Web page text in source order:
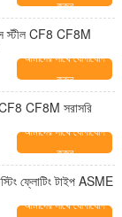
করুন
স্টীল CF8 CF8M
আমাদের সাথে যোগাযোগ
করুন
CF8 CF8M সরাসরি
আমাদের সাথে যোগাযোগ
করুন
ফ্লোটিং টাইপ ASME
আমাদের সাথে যোগাযোগ